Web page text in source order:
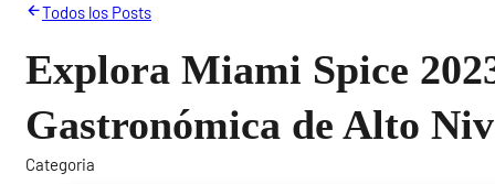
Todos los Posts
Explora Miami Spice
Gastronómica de Alto
Categoria